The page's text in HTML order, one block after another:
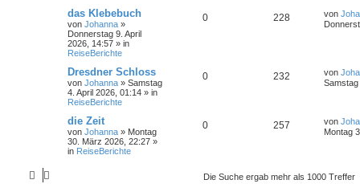
das Klebebuch
von Johanna »
Donnerstag 9. April
2026, 14:57 » in
ReiseBerichte
0 228 von
Dresdner Schloss
von Johanna » Samstag
4. April 2026, 01:14 » in
ReiseBerichte
0 232 von
Samstag
die Zeit
von Johanna » Montag
30. März 2026, 22:27 »
in ReiseBerichte
0 257 von
Montag
Die Suche ergab mehr als 1000 Treffer